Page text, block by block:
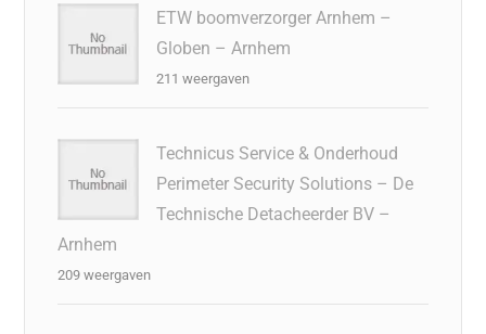
ETW boomverzorger Arnhem –
Globen – Arnhem
211 weergaven
Technicus Service & Onderhoud
Perimeter Security Solutions – De
Technische Detacheerder BV –
Arnhem
209 weergaven